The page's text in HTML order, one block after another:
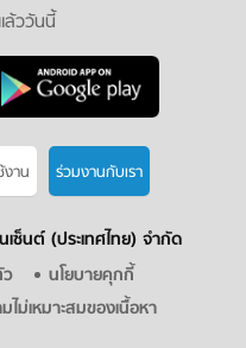
ล้ววันนี้
งาน ร่วมงานกับเรา
ซ็นต์ (ประเทศไทย) จำกัด
นโยบายคุกกี้
ม่เหมาะสมของเนื้อหา